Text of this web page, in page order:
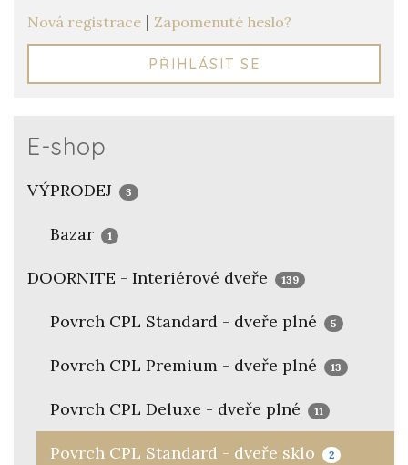
Nová registrace | Zapomenuté heslo?
PŘIHLÁSIT SE
E-shop
VÝPRODEJ 3
Bazar 1
DOORNITE - Interiérové dveře 139
Povrch CPL Standard - dveře plné 5
Povrch CPL Premium - dveře plné 13
Povrch CPL Deluxe - dveře plné 11
Povrch CPL Standard - dveře sklo 2